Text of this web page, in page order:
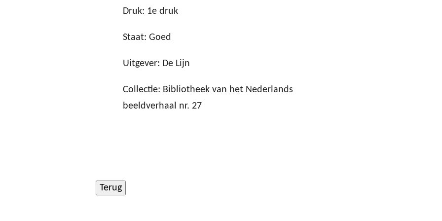
Druk: 1e druk
Staat: Goed
Uitgever: De Lijn
Collectie: Bibliotheek van het Nederlands
beeldverhaal nr. 27